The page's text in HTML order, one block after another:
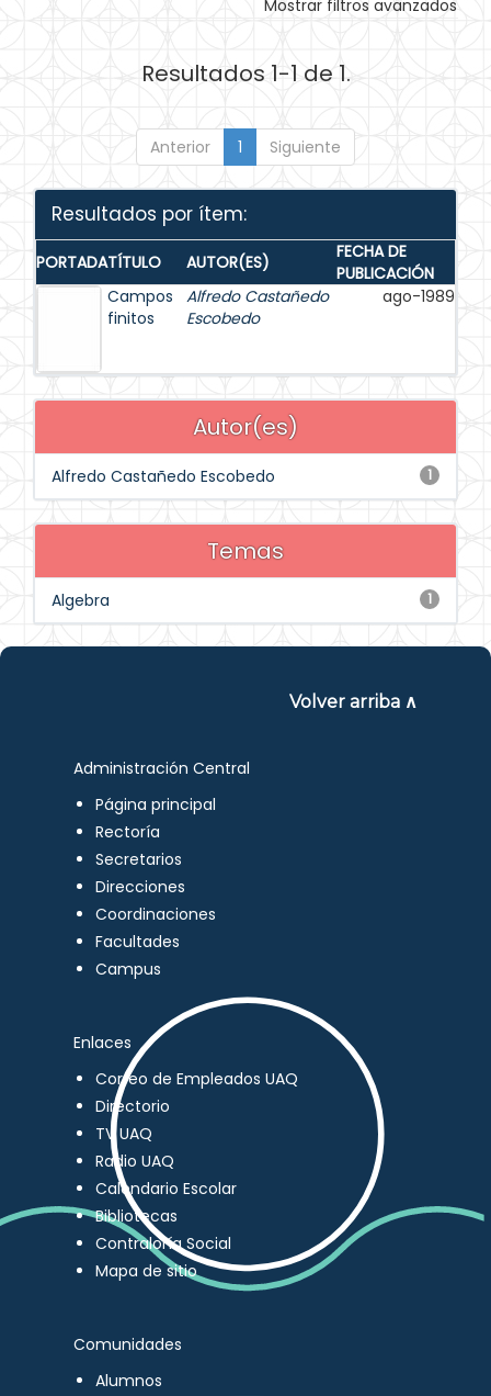
Mostrar filtros avanzados
Resultados 1-1 de 1.
Anterior 1 Siguiente
Resultados por ítem:
PORTADATÍTULO AUTOR(ES)
FECHA DE
PUBLICACIÓN
Campos
finitos
Alfredo Castañedo
Escobedo
ago-1989
Autor(es)
1
Alfredo Castañedo Escobedo
Temas
1
Algebra
Volver arriba ∧
Administración Central
Página principal
Rectoría
Secretarios
Direcciones
Coordinaciones
Facultades
Campus
Enlaces
Correo de Empleados UAQ
Directorio
TV UAQ
Radio UAQ
Calendario Escolar
Bibliotecas
Contraloría Social
Mapa de sitio
Comunidades
Alumnos